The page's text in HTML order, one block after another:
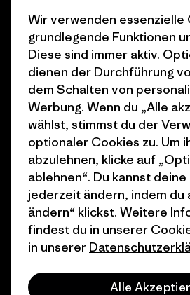
Klimaziele
1% For The Planet
Wie wir finanzieren
Geschenkgutscheine
Stores in deiner
Nähe
Industry
Affiliate-
Patagonia
© 2026 Patagonia, Inc. All Rights Reserved.
Wir verwenden essenzielle
grundlegende Funktionen
Diese sind immer aktiv.
dienen der Durchführung
dem Schalten von
Werbung. Wenn du „Alle
wählst, stimmst du der
optionaler Cookies zu. Um
abzulehnen, klicke auf
ablehnen“. Du kannst
jederzeit ändern, indem du
ändern“ klickst. Weitere
findest du in unserer
in unserer
Alle